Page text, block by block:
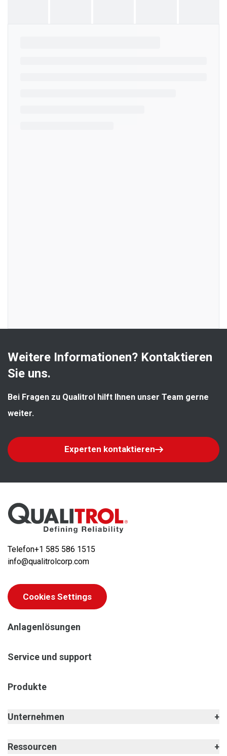
Weitere Informationen? Kontaktieren
Sie uns.
Bei Fragen zu Qualitrol hilft Ihnen unser Team gerne
weiter.
Experten kontaktieren
Telefon+1 585 586 1515
info@qualitrolcorp.com
Cookies Settings
Anlagenlösungen
Service und support
Produkte
Unternehmen
Ressourcen